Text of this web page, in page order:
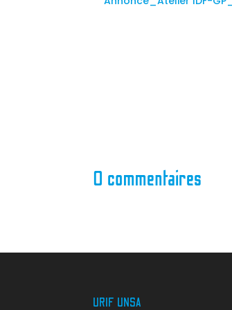
0 commentaires
URIF UNSA